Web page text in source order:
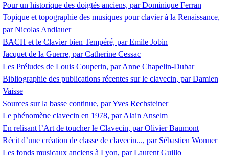
Pour un historique des doigtés anciens, par Dominique Ferran
Topique et topographie des musiques pour clavier à la Renaissance,
par Nicolas Andlauer
BACH et le Clavier bien Tempéré, par Emile Jobin
Jacquet de la Guerre, par Catherine Cessac
Les Préludes de Louis Couperin, par Anne Chapelin-Dubar
Bibliographie des publications récentes sur le clavecin, par Damien
Vaisse
Sources sur la basse continue, par Yves Rechsteiner
Le phénomène clavecin en 1978, par Alain Anselm
En relisant l’Art de toucher le Clavecin, par Olivier Baumont
Récit d’une création de classe de clavecin..., par Sébastien Wonner
Les fonds musicaux anciens à Lyon, par Laurent Guillo